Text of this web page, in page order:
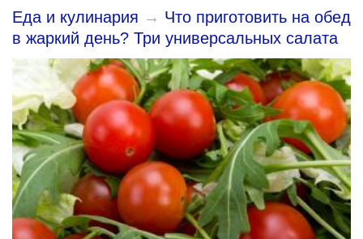
Еда и кулинария → Что приготовить на обед
в жаркий день? Три универсальных салата